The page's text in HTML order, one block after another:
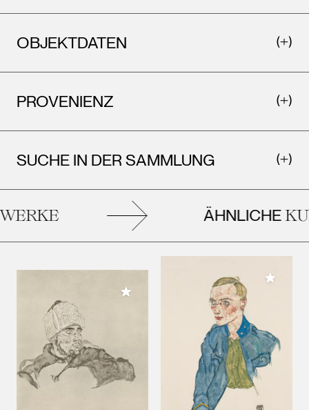
OBJEKTDATEN
PROVENIENZ
SUCHE IN DER SAMMLUNG
ÄHNLICHE
Meiner Sammlung hinzufügen
Meiner